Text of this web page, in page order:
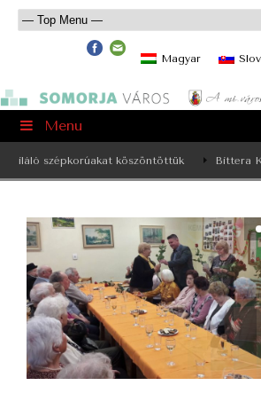
Magyar
Menu
szépkorúakat köszöntöttük Bittera